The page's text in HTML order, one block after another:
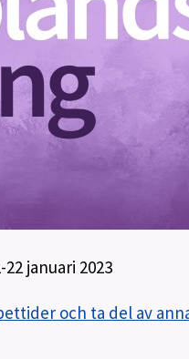
januari 2023
och ta del av